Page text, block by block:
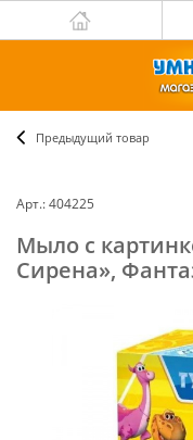
Предыдущий товар
Арт.: 404225
Мыло с
Сирена»,